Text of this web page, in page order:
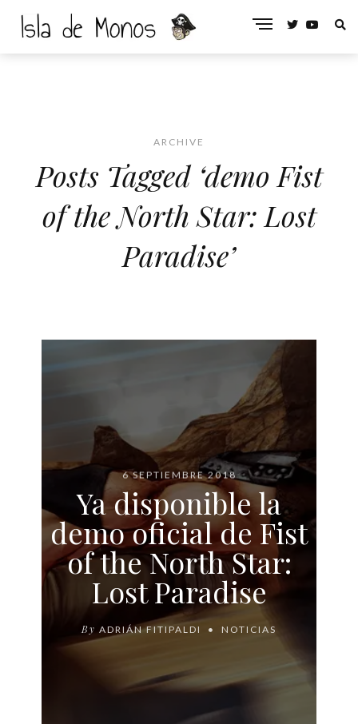
ARCHIVE
Posts Tagged ‘demo Fist
of the North Star: Lost
Paradise’
6 SEPTIEMBRE 2018
Ya disponible la
demo oficial de Fist
of the North Star:
Lost Paradise
By ADRIÁN FITIPALDI NOTICIAS